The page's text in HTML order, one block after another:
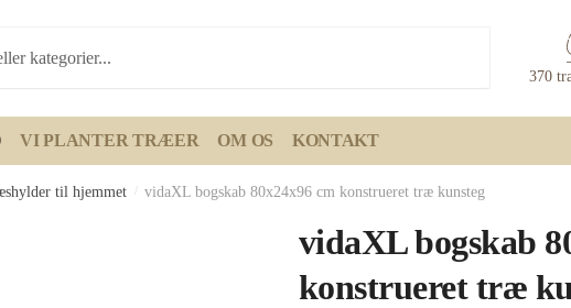
370
VI PLANTER TRÆER OM OS KONTAKT
til hjemmet vidaXL bogskab 80x24x96 cm konstrueret træ kunsteg
vidaXL bogskab
konstrueret træ